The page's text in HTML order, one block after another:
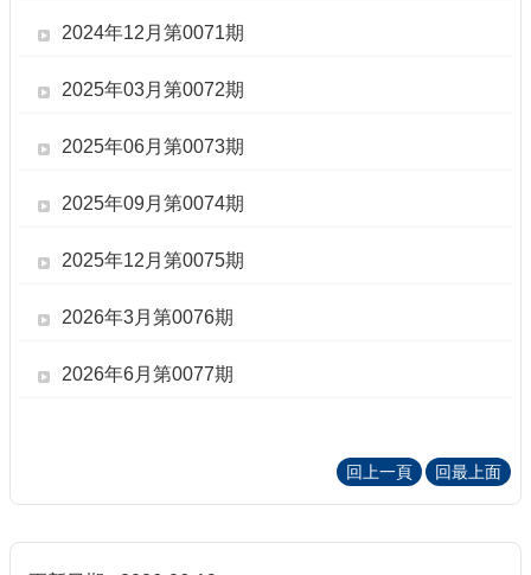
2024年12月第0071期
2025年03月第0072期
2025年06月第0073期
2025年09月第0074期
2025年12月第0075期
2026年3月第0076期
2026年6月第0077期
回上一頁 回最上面